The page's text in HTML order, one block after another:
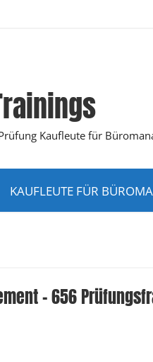
Kaufleute für
KAUFLEUTE FÜR
– 656